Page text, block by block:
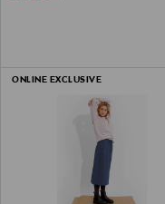
ONLINE EXCLUSIVE